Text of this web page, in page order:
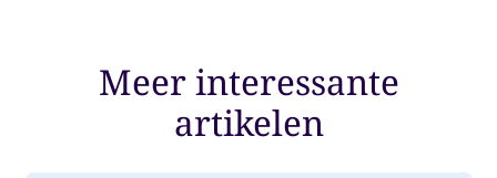
Meer interessante
artikelen